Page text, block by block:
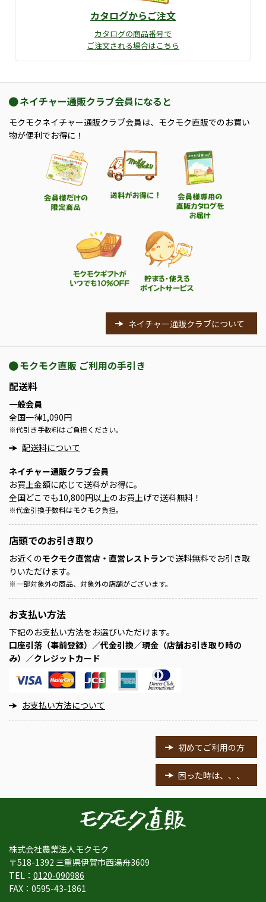
カタログからご注文
カタログの商品番号で
ご注文される場合はこちら
ネイチャー通販クラブ会員になると
モクモクネイチャー通販クラブ会員は、モクモク直販でのお買い
物が便利でお得に！
ネイチャー通販クラブについて
モクモク直販 ご利用の手引き
配送料
一般会員
全国一律1,090円
※代引き手数料はご負担ください。
配送料について
ネイチャー通販クラブ会員
お買上金額に応じて送料がお得に。
全国どこでも10,800円以上のお買上げで送料無料！
※代金引換手数料はモクモク負担。
店頭でのお引き取り
お近くのモクモク直営店・直営レストランで送料無料でお引き取
りいただけます。
※一部対象外の商品、対象外の店舗がございます。
お支払い方法
下記のお支払い方法をお選びいただけます。
口座引落（事前登録）／代金引換／現金（店舗お引き取り時の
み）／クレジットカード
お支払い方法について
初めてご利用の方
困った時は、、、
株式会社農業法人モクモク
〒518-1392 三重県伊賀市西湯舟3609
TEL： 0120-090986
FAX：0595-43-1861